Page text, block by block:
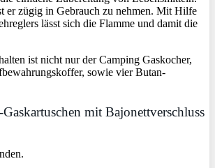
er zügig in Gebrauch zu nehmen. Mit Hilfe
lässt sich die Flamme und damit die
ist nicht nur der Camping Gaskocher,
sowie vier Butan-
mit Bajonettverschluss